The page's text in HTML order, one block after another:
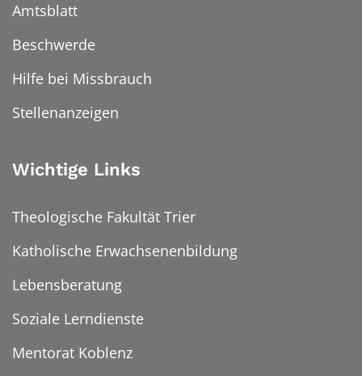
Amtsblatt
Beschwerde
Hilfe bei Missbrauch
Stellenanzeigen
Wichtige Links
Theologische Fakultät Trier
Katholische Erwachsenenbildung
Lebensberatung
Soziale Lerndienste
Mentorat Koblenz